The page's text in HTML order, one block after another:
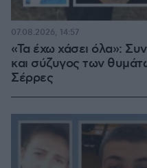
«Τα έχω χάσει όλα»:
και σύζυγος των
Σέρρες
07.08.2026, 14:57